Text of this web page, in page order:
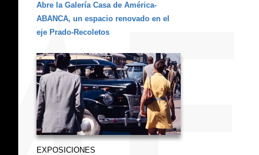
Abre la Galería Casa de América-
ABANCA, un espacio renovado en el
eje Prado-Recoletos
EXPOSICIONES